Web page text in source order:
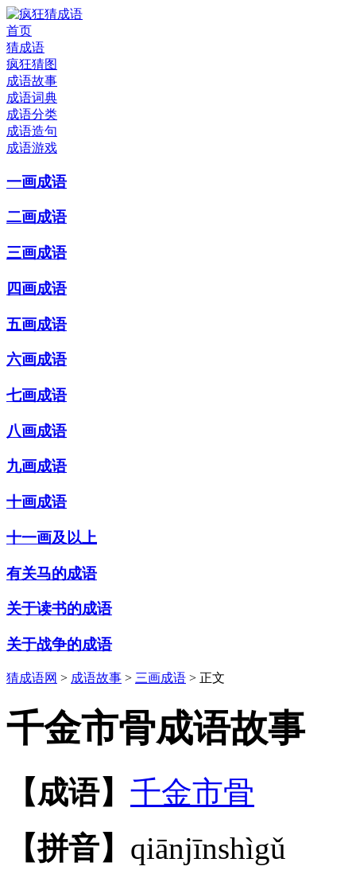
首页
猜成语
疯狂猜图
成语故事
成语词典
成语分类
成语造句
成语游戏
一画成语
二画成语
三画成语
四画成语
五画成语
六画成语
七画成语
八画成语
九画成语
十画成语
十一画及以上
有关马的成语
关于读书的成语
关于战争的成语
猜成语网 > 成语故事 > 三画成语 > 正文
千金市骨成语故事
【成语】 千金市骨
【拼音】 qiānjīnshìgǔ